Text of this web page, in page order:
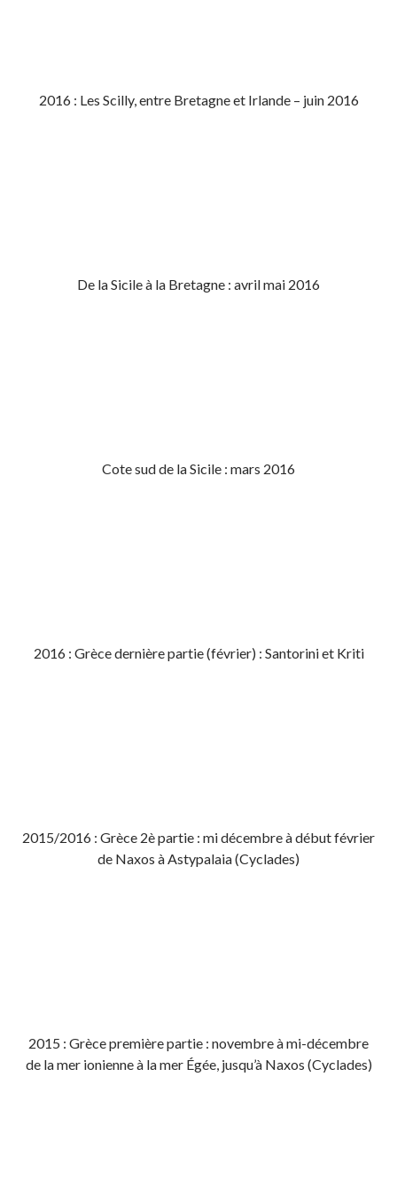
2016 : Les Scilly, entre Bretagne et Irlande – juin 2016
De la Sicile à la Bretagne : avril mai 2016
Cote sud de la Sicile : mars 2016
2016 : Grèce dernière partie (février) : Santorini et Kriti
2015/2016 : Grèce 2è partie : mi décembre à début février
de Naxos à Astypalaia (Cyclades)
2015 : Grèce première partie : novembre à mi-décembre
de la mer ionienne à la mer Égée, jusqu’à Naxos (Cyclades)